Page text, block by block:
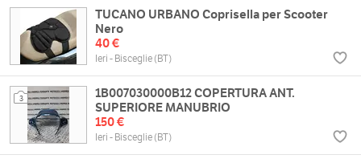
TUCANO URBANO Coprisella per Scooter
Nero
40 €
Ieri - Bisceglie (BT)
3
1B007030000B12 COPERTURA ANT.
SUPERIORE MANUBRIO
150 €
Ieri - Bisceglie (BT)